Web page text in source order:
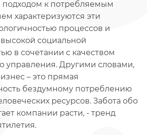
подходом к потребляемым
характеризуются эти
процессов и
социальной
в сочетании с качеством
управления. Другими словами,
– это прямая
бездумному потреблению
ресурсов. Забота обо
компании расти, - тренд